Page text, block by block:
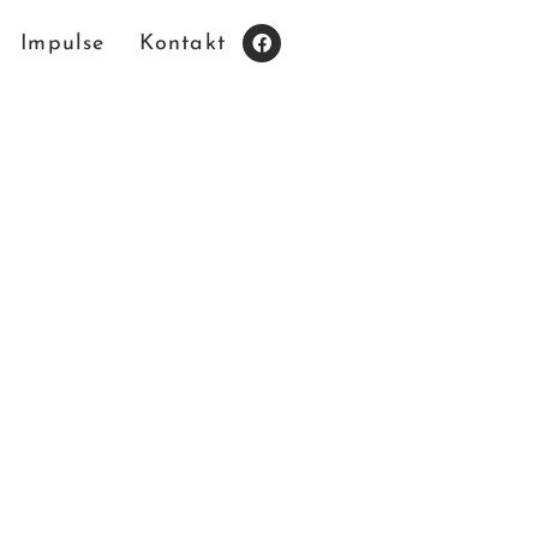
Impulse Kontakt